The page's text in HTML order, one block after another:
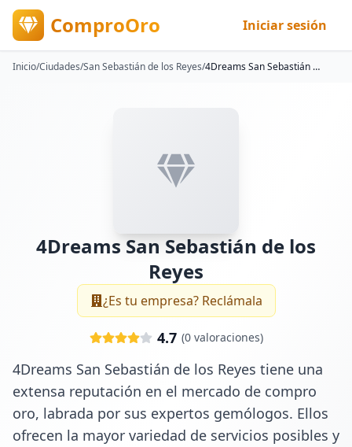
ComproOro Iniciar sesión
Inicio/Ciudades/San Sebastián de los Reyes/ 4Dreams San Sebastián de los Reyes
4Dreams San Sebastián de los
Reyes
¿Es tu empresa? Reclámala
4.7 (0valoraciones)
4Dreams San Sebastián de los Reyes tiene una
extensa reputación en el mercado de compro
oro, labrada por sus expertos gemólogos. Ellos
ofrecen la mayor variedad de servicios posibles y